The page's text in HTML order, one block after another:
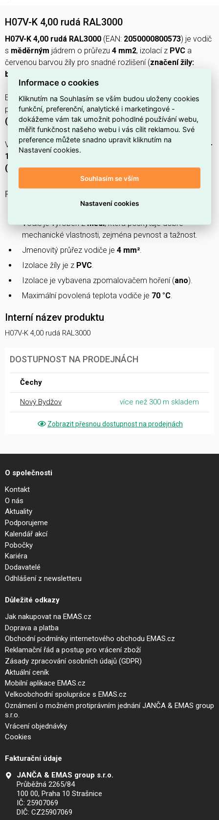
H07V-K 4,00 rudá RAL3000
H07V-K 4,00 rudá RAL3000 (EAN: 2050000800573) je vodič
s měděrným jádrem o průřezu 4 mm2, izolací z PVC a
červenou barvou žíly pro snadné rozlišení (značení žily:
barva
Elektrické parametry zahrnují U 750 VaU0 450 V , maximální
povolenou teplotu vodiče70 °C, třídu vodičeTřída 5
(flexibilní)a vnější průměr cca 4,1 mm.
Vodič mázpomalovač hořenía splňuje zkoušku
IEC 60332-
1-2
(IEC 61034-2).
PROČ ZVOLIT PRÁVĚ TENTO KABEL?
Produkt patří do řadyH07V-K.
Vodič je vyroben změdi, která poskytuje dobré
mechanické vlastnosti, zejména pevnost a tažnost.
Jmenovitý průřez vodiče je 4 mm².
Izolace žíly je z PVC.
Izolace je vybavena zpomalovačem hoření (ano).
Maximální povolená teplota vodiče je 70 °C.
Interní název produktu
H07V-K 4,00 rudá RAL3000
DOSTUPNOST NA PRODEJNÁCH
Čechy
Nový Bydžov více než 300 m skladem
Zobrazit přesnou dostupnost na prodejnách
O společnosti
Kontakt
O nás
Aktuality
Podporujeme
Kalendář akcí
Pobočky
Kariéra
Dodavatelé
Odhlášení z newsletteru
Důležité odkazy
Jak nakupovat na EMAS.cz
Doprava a platba
Obchodní podmínky internetového obchodu EMAS.cz
Reklamační řád a postup pro vrácení zboží
Zásady zpracování osobních údajů (GDPR)
Aktuální ceník
Mobilní aplikace EMAS.cz
Velkoobchodní spolupráce s EMAS.cz
Oznámení o možném protiprávním jednání JANČA & EMAS group
s.r.o.
Vrácení objednávky
Cookies
Fakturační údaje
JANČA & EMAS group s.r.o.
Průběžná 2265/84
100 00, Praha 10 Strašnice
IČ: 25907069
DIČ: CZ25907069
Informace o cookies
Kliknutím na Souhlasím se vším budou uloženy cookies
funkční, preferenční, analytické i marketingové -
dokážeme vám tak umožnit pohodlné používání webu,
měřit funkčnost našeho webu i vás cílit reklamou. Své
preference můžete snadno upravit kliknutím na
Nastavení cookies.
Souhlasím se vším
Nastavení cookies